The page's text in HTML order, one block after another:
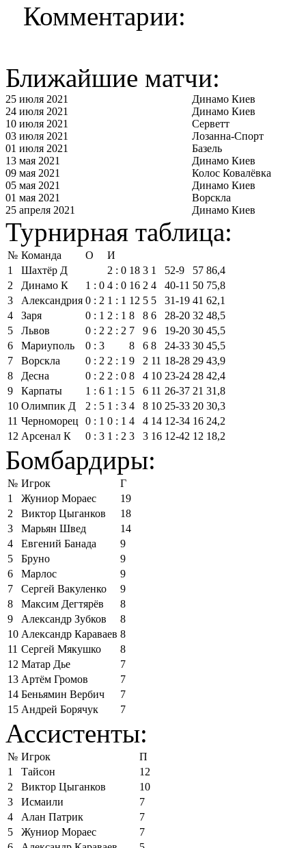
Комментарии:
Ближайшие матчи:
25 июля 2021
Динамо Киев
24 июля 2021
Динамо Киев
10 июля 2021
Серветт
03 июля 2021
Лозанна-Спорт
01 июля 2021
Базель
13 мая 2021
Динамо Киев
09 мая 2021
Колос Ковалёвка
05 мая 2021
Динамо Киев
01 мая 2021
Ворскла
25 апреля 2021
Динамо Киев
Турнирная таблица:
№ Команда О
И
1
Шахтёр Д 2 : 0 18 3 1 52‑9 57 86,4
2
Динамо К 1 : 0 4 : 0 16 2 4 40‑11 50 75,8
3
Александрия 0 : 2 1 : 1 12 5 5 31‑19 41 62,1
4
Заря 0 : 1 2 : 1 8 8 6 28‑20 32 48,5
5
Львов 0 : 2 2 : 2 7 9 6 19‑20 30 45,5
6
Мариуполь 0 : 3 8 6 8 24‑33 30 45,5
7
Ворскла 0 : 2 2 : 1 9 2 11 18‑28 29 43,9
8
Десна 0 : 2 2 : 0 8 4 10 23‑24 28 42,4
9
Карпаты 1 : 6 1 : 1 5 6 11 26‑37 21 31,8
10 Олимпик Д 2 : 5 1 : 3 4 8 10 25‑33 20 30,3
11 Черноморец 0 : 1 0 : 1 4 4 14 12‑34 16 24,2
12 Арсенал К 0 : 3 1 : 2 3 3 16 12‑42 12 18,2
Бомбардиры:
№ Игрок
Г
1
Жуниор Мораес
19
2
Виктор Цыганков
18
3
Марьян Швед
14
4
Евгений Банада
9
5
Бруно
9
6
Марлос
9
7
Сергей Вакуленко
9
8
Максим Дегтярёв
8
9
Александр Зубков
8
10 Александр Караваев 8
11 Сергей Мякушко
8
12 Матар Дье
7
13 Артём Громов
7
14 Беньямин Вербич
7
15 Андрей Борячук 7
Ассистенты:
№ Игрок
П
1
Тайсон
12
2
Виктор Цыганков
10
3
Исмаили
7
4
Алан Патрик
7
5
Жуниор Мораес
7